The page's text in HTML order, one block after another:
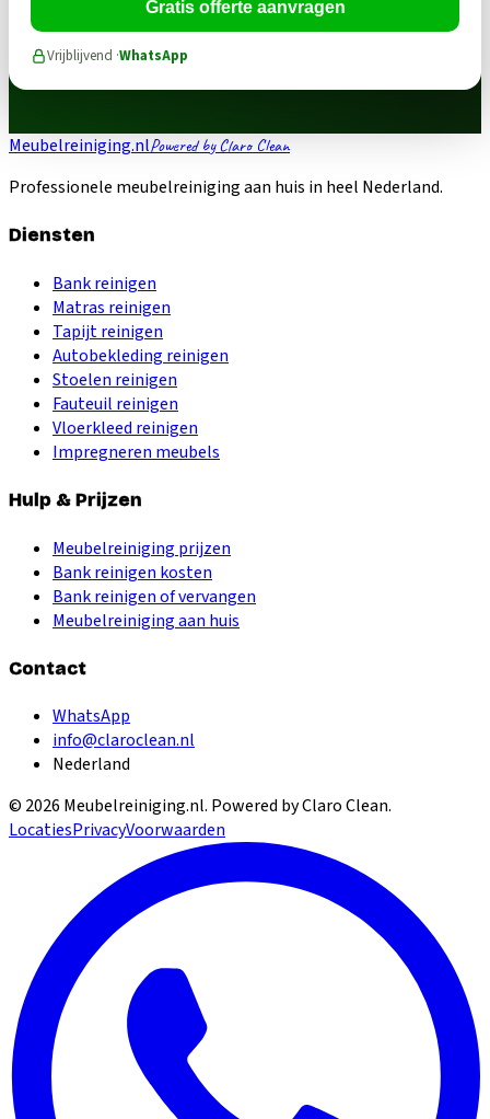
Gratis offerte aanvragen
Vrijblijvend ·WhatsApp
Meubelreiniging.nlPowered by Claro Clean
Professionele meubelreiniging aan huis in heel Nederland.
Diensten
Bank reinigen
Matras reinigen
Tapijt reinigen
Autobekleding reinigen
Stoelen reinigen
Fauteuil reinigen
Vloerkleed reinigen
Impregneren meubels
Hulp & Prijzen
Meubelreiniging prijzen
Bank reinigen kosten
Bank reinigen of vervangen
Meubelreiniging aan huis
Contact
WhatsApp
info@claroclean.nl
Nederland
© 2026 Meubelreiniging.nl. Powered by Claro Clean.
LocatiesPrivacyVoorwaarden